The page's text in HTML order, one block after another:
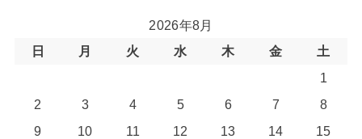
2026年8月
日
月 火 水 木 金
土
1
2
3 4 5 6 7
8
9
10 11 12 13 14
15